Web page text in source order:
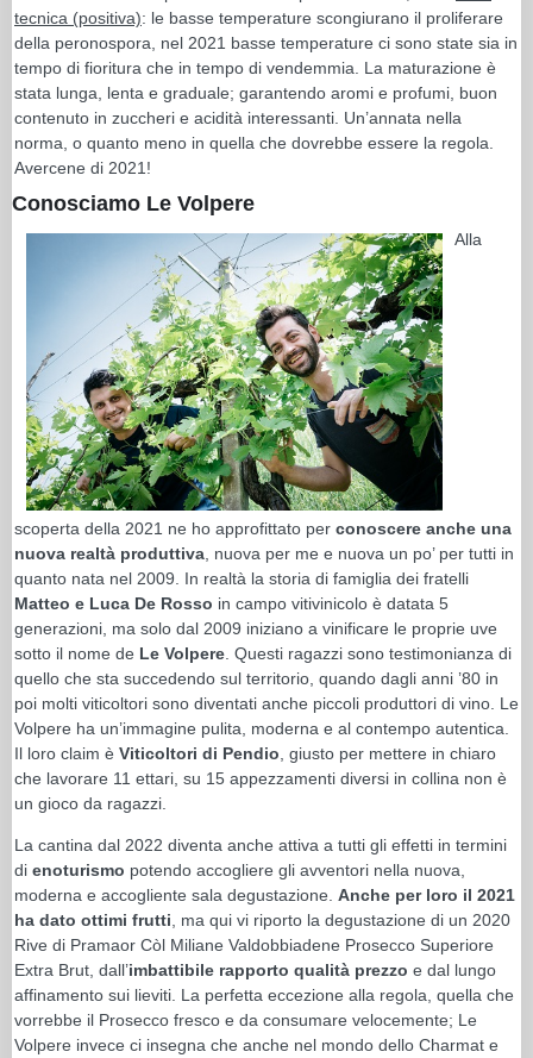
tecnica (positiva): le basse temperature scongiurano il proliferare
della peronospora, nel 2021 basse temperature ci sono state sia in
tempo di fioritura che in tempo di vendemmia. La maturazione è
stata lunga, lenta e graduale; garantendo aromi e profumi, buon
contenuto in zuccheri e acidità interessanti. Un’annata nella
norma, o quanto meno in quella che dovrebbe essere la regola.
Avercene di 2021!
Conosciamo Le Volpere
Alla
scoperta della 2021 ne ho approfittato per conoscere anche una
nuova realtà produttiva , nuova per me e nuova un po’ per tutti in
quanto nata nel 2009. In realtà la storia di famiglia dei fratelli
Matteo e Luca De Rosso in campo vitivinicolo è datata 5
generazioni, ma solo dal 2009 iniziano a vinificare le proprie uve
sotto il nome de Le Volpere . Questi ragazzi sono testimonianza di
quello che sta succedendo sul territorio, quando dagli anni ’80 in
poi molti viticoltori sono diventati anche piccoli produttori di vino. Le
Volpere ha un’immagine pulita, moderna e al contempo autentica.
Il loro claim è Viticoltori di Pendio , giusto per mettere in chiaro
che lavorare 11 ettari, su 15 appezzamenti diversi in collina non è
un gioco da ragazzi.
La cantina dal 2022 diventa anche attiva a tutti gli effetti in termini
di enoturismo potendo accogliere gli avventori nella nuova,
moderna e accogliente sala degustazione. Anche per loro il 2021
ha dato ottimi frutti , ma qui vi riporto la degustazione di un 2020
Rive di Pramaor Còl Miliane Valdobbiadene Prosecco Superiore
Extra Brut, dall’imbattibile rapporto qualità prezzo e dal lungo
affinamento sui lieviti. La perfetta eccezione alla regola, quella che
vorrebbe il Prosecco fresco e da consumare velocemente; Le
Volpere invece ci insegna che anche nel mondo dello Charmat e